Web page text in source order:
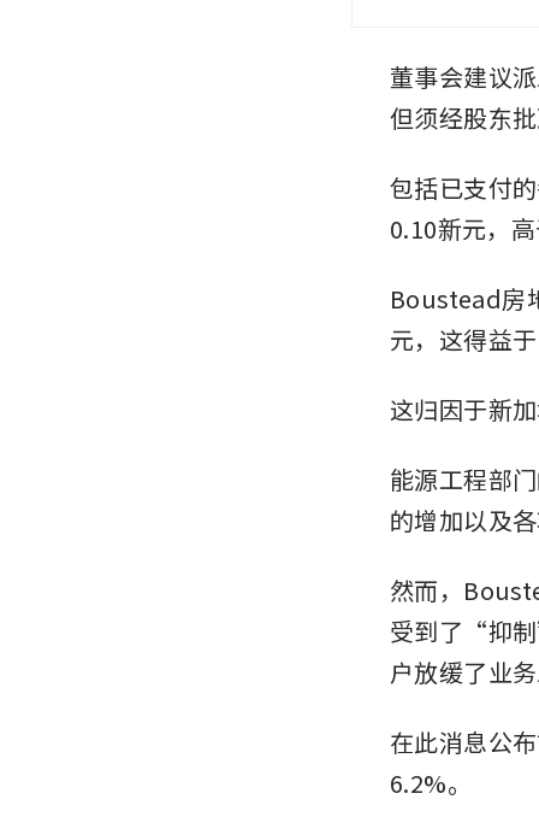
董事会建议
但须经股东
包括已支付
0.10新元，
Boustead房
元，这得益
这归因于新
能源工程部
的增加以及
然而，
受到了“抑
户放缓了业
在此消息公
6.2%。